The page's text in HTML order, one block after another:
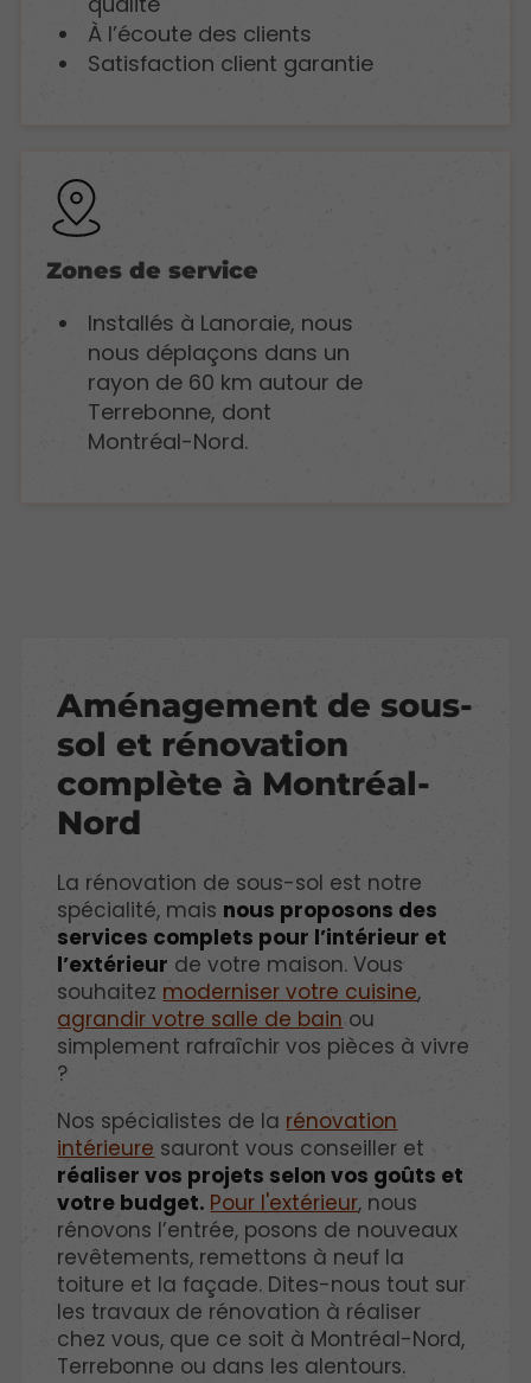
À l’écoute des clients
Satisfaction client garantie
Zones de service
Installés à Lanoraie, nous
nous déplaçons dans un
rayon de 60 km autour de
Terrebonne, dont
Montréal-Nord.
Aménagement de sous-
sol et rénovation
complète à Montréal-
Nord
La rénovation de sous-sol est notre
spécialité, mais nous proposons des
services complets pour l’intérieur et
l’extérieur de votre maison. Vous
souhaitez moderniser votre cuisine,
agrandir votre salle de bain ou
simplement rafraîchir vos pièces à vivre
?
Nos spécialistes de la rénovation
intérieure sauront vous conseiller et
réaliser vos projets selon vos goûts et
votre budget. Pour l'extérieur, nous
rénovons l’entrée, posons de nouveaux
revêtements, remettons à neuf la
toiture et la façade. Dites-nous tout sur
les travaux de rénovation à réaliser
chez vous, que ce soit à Montréal-Nord,
Terrebonne ou dans les alentours.